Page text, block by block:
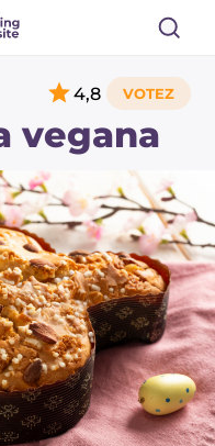
vegana
4,8